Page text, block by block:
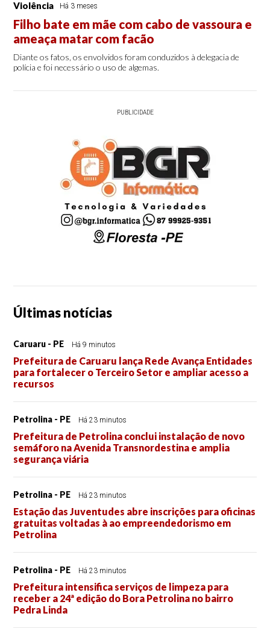
Violência Há 3 meses
Filho bate em mãe com cabo de vassoura e
ameaça matar com facão
Diante os fatos, os envolvidos foram conduzidos à delegacia de
polícia e foi necessário o uso de algemas.
PUBLICIDADE
Últimas notícias
Caruaru - PE Há 9 minutos
Prefeitura de Caruaru lança Rede Avança Entidades
para fortalecer o Terceiro Setor e ampliar acesso a
recursos
Petrolina - PE Há 23 minutos
Prefeitura de Petrolina conclui instalação de novo
semáforo na Avenida Transnordestina e amplia
segurança viária
Petrolina - PE Há 23 minutos
Estação das Juventudes abre inscrições para oficinas
gratuitas voltadas à ao empreendedorismo em
Petrolina
Petrolina - PE Há 23 minutos
Prefeitura intensifica serviços de limpeza para
receber a 24ª edição do Bora Petrolina no bairro
Pedra Linda